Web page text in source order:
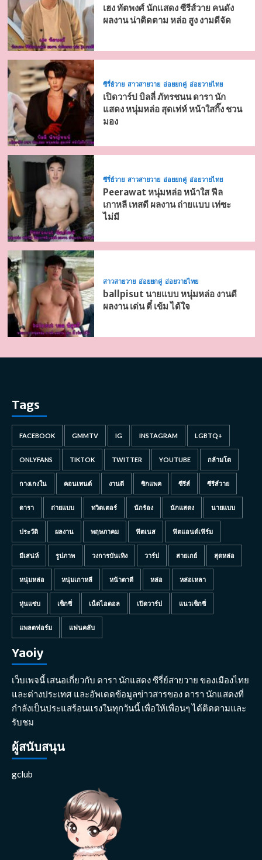
เฮง ทัตพงศ์ นักแสดง ซีรีส์วาย คนดัง
ผลงาน น่าติดตาม หล่อ สูง งามดีจัด
ซีรี่ย์วาย สาวสายวาย อ่อยยกคู่ อ่อยวายไทย
เปิดวาร์ป บิลลี่ ภัทรชนน ดารา นัก
แสดง หนุ่มหล่อ สุดเท่ห์ หน้าใสกิ๊ง ชวน
มอง
ซีรี่ย์วาย สาวสายวาย อ่อยยกคู่ อ่อยวายไทย
Peerawat หนุ่มหล่อ หน้าใส ฟีล
เกาหลี เทสดี ผลงาน ถ่ายแบบ เท่ซะ
ไม่มี
สาวสายวาย อ่อยยกคู่ อ่อยวายไทย
ballpisut นายแบบ หนุ่มหล่อ งานดี
ผลงาน เด่น ตี๋ เข้ม ได้ใจ
Tags
FACEBOOK GMMTV IG INSTAGRAM LGBTQ+
ONLYFANS TIKTOK TWITTER YOUTUBE กล้ามโต
กางเกงใน คอนเทนต์ งานดี ซิกแพค ซีรีส์ ซีรีส์วาย
ดารา ถ่ายแบบ ทวิตเตอร์ นักร้อง นักแสดง นายแบบ
ประวัติ ผลงาน พฤษภาคม ฟิตเนส ฟิตแอนด์เฟิร์ม
มีเสน่ห์ รูปภาพ วงการบันเทิง วาร์ป สายเกย์ สุดหล่อ
หนุ่มหล่อ หนุ่มเกาหลี หน้าตาดี หล่อ หล่อเหลา
หุ่นแซ่บ เซ็กซี่ เน็ตไอดอล เปิดวาร์ป แนวเซ็กซี่
แพลตฟอร์ม แฟนคลับ
Yaoiy
เว็บเพจนี้ เสนอเกี่ยวกับ ดารา นักแสดง ซีรี่ย์สายวาย ของเมืองไทย
และต่างประเทศ และอัพเดดข้อมูลข่าวสารของ ดารา นักแสดงที่
กำลังเป็นประแสร้อนแรงในทุกวันนี้ เพื่อให้เพื่อนๆ ได้ติดตามและ
รับชม
ผู้สนับสนุน
gclub